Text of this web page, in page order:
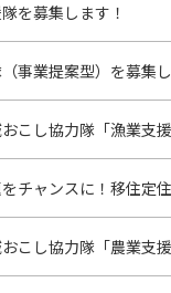
を募集します！
事業提案型）を募集し
おこし協力隊「漁業支
をチャンスに！移住定
おこし協力隊「農業支